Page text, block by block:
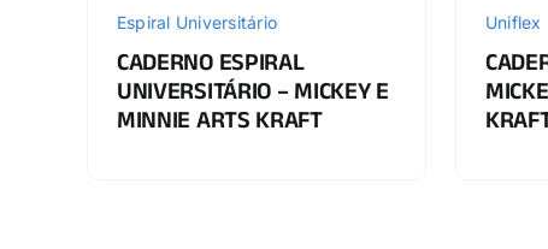
Espiral Universitário
CADERNO ESPIRAL
UNIVERSITÁRIO – MICKEY E
MINNIE ARTS KRAFT
Uniflex